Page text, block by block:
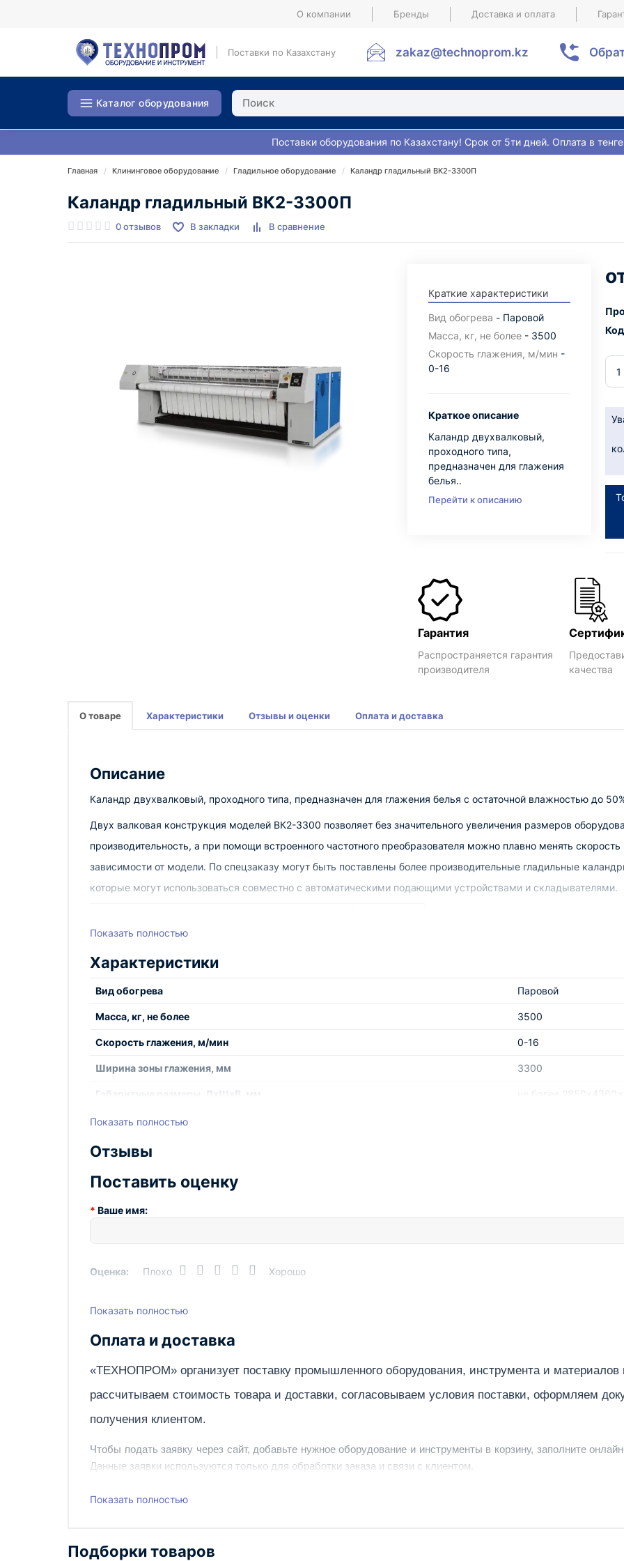
О компании Бренды Доставка и оплата
Поставки по Казахстану zakaz@technoprom.kz
Каталог оборудования
Поставки оборудования по Казахстану! Срок от 5ти дней. Оплата в
Главная Клининговое оборудование Гладильное оборудование Каландр гладильный ВК2-3300П
Каландр гладильный ВК2-3300П
0 отзывов В закладки В сравнение
Краткие характеристики
Вид обогрева - Паровой
Масса, кг, не более- 3500
Скорость глажения, м/мин -
0-16
Краткое описание
Каландр двухвалковый,
проходного типа,
предназначен для глажения
белья..
Перейти к описанию
Гарантия
Распространяется гарантия
производителя
качества
О товаре Характеристики Отзывы и оценки Оплата и доставка
Описание
Каландр двухвалковый, проходного типа, предназначен для глажения белья с остаточной влажностью до
Двух валковая конструкция моделей ВК2-3300 позволяет без значительного увеличения размеров
производительность, а при помощи встроенного частотного преобразователя можно плавно менять
зависимости от модели. По спецзаказу могут быть поставлены более производительные гладильные
которые могут использоваться совместно с автоматическими подающими устройствами и складывателями.
Наименование показателя, единица измерения
Диаметр гладильного цилиндра, мм
Габаритные размеры,
мм,
Расход пара, кг/час 265
Диаметр трубопровода подвода/отвода пара,
Ду
Напряжение электросети, В 380
Показать полностью
Характеристики
Вид обогрева Паровой
Масса, кг, не более 3500
Скорость глажения, м/мин 0-16
Ширина зоны глажения, мм 3300
Габаритные размеры, ДхШхВ, мм не более
Диаметр вала, мм
Показать полностью
Отзывы
Поставить оценку
Ваше имя:
Оценка: Плохо Хорошо
Написать отзыв
Показать полностью
Оплата и доставка
«ТЕХНОПРОМ» организует поставку промышленного оборудования, инструмента и
рассчитываем стоимость товара и доставки, согласовываем условия поставки, оформляем
получения клиентом.
Чтобы подать заявку через сайт, добавьте нужное оборудование и инструменты в корзину, заполните
Данные заявки используются только для обработки заказа и связи с клиентом.
Наш сотрудник свяжется с вами, чтобы подтвердить заявку, уточнить детали, рассчитать стоимость
Показать полностью
Подборки товаров